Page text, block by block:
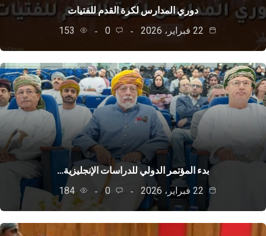
دوري المدارس لكرة القدم للفتيات
0
153
بدء المؤتمر الدولي للدراسات الإنجليزية…
0
184